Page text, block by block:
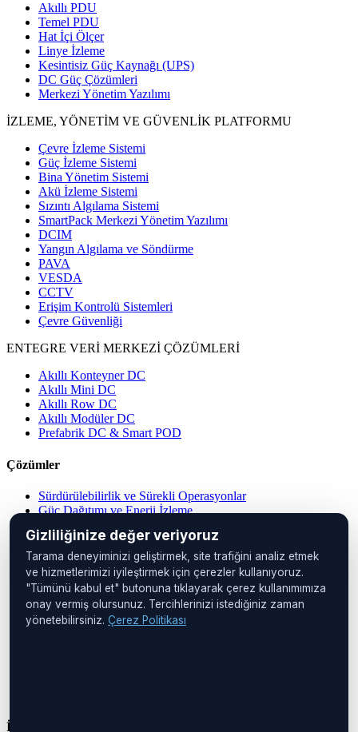
Akıllı PDU
Temel PDU
Hat İçi Ölçer
Linye İzleme
Kesintisiz Güç Kaynağı (UPS)
DC Güç Çözümleri
Merkezi Yönetim Yazılımı
İZLEME, YÖNETİM VE GÜVENLİK PLATFORMU
Çevre İzleme Sistemi
Güç İzleme Sistemi
Bina Yönetim Sistemi
Akü İzleme Sistemi
Sızıntı Algılama Sistemi
SmartPack Merkezi Yönetim Yazılımı
DCIM
Yangın Algılama ve Söndürme
PAVA
VESDA
CCTV
Erişim Kontrolü Sistemleri
Çevre Güvenliği
ENTEGRE VERİ MERKEZİ ÇÖZÜMLERİ
Akıllı Konteyner DC
Akıllı Mini DC
Akıllı Row DC
Akıllı Modüler DC
Prefabrik DC & Smart POD
Çözümler
Sürdürülebilirlik ve Sürekli Operasyonlar
Güç Dağıtımı ve Enerji İzleme
Veri Merkezi Çözümleri
IP PDU Çözümleri
Cihaz Yönetimi
Uzak Konumlar
Kabin İzleme
Merkez Ofis
İletişim
Gizliliğinize değer veriyoruz
Tarama deneyiminizi geliştirmek, site trafiğini analiz etmek
ve hizmetlerimizi iyileştirmek için çerezler kullanıyoruz.
"Tümünü kabul et" butonuna tıklayarak çerez kullanımımıza
onay vermiş olursunuz. Tercihlerinizi istediğiniz zaman
yönetebilirsiniz. Çerez Politikası